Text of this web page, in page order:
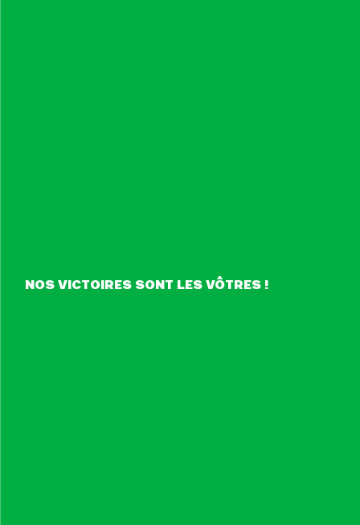
NOS VICTOIRES SONT LES VÔTRES !